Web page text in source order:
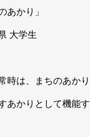
かり」
大学生
時は、まちのあか
あかりとして機能す